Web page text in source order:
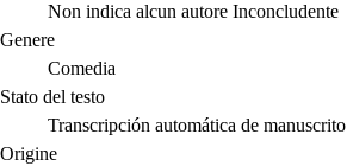
Non indica alcun autore Inconcludente
Genere
Comedia
Stato del testo
Transcripción automática de manuscrito
Origine